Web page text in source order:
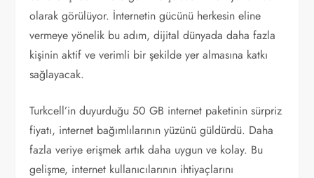
olarak görülüyor. İnternetin gücünü herkesin eline
vermeye yönelik bu adım, dijital dünyada daha fazla
kişinin aktif ve verimli bir şekilde yer almasına katkı
sağlayacak.
Turkcell’in duyurduğu 50 GB internet paketinin sürpriz
fiyatı, internet bağımlılarının yüzünü güldürdü. Daha
fazla veriye erişmek artık daha uygun ve kolay. Bu
gelişme, internet kullanıcılarının ihtiyaçlarını